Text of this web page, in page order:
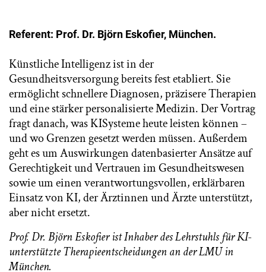
Referent: Prof. Dr. Björn Eskofier, München.
Künstliche Intelligenz ist in der
Gesundheitsversorgung bereits fest etabliert. Sie
ermöglicht schnellere Diagnosen, präzisere Therapien
und eine stärker personalisierte Medizin. Der Vortrag
fragt danach, was KISysteme heute leisten können –
und wo Grenzen gesetzt werden müssen. Außerdem
geht es um Auswirkungen datenbasierter Ansätze auf
Gerechtigkeit und Vertrauen im Gesundheitswesen
sowie um einen verantwortungsvollen, erklärbaren
Einsatz von KI, der Ärztinnen und Ärzte unterstützt,
aber nicht ersetzt.
Prof. Dr. Björn Eskofier ist Inhaber des Lehrstuhls für KI-
unterstützte Therapieentscheidungen an der LMU in
München.